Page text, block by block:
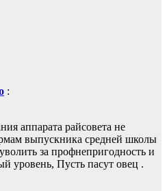
:
аппарата райсовета не
выпускника средней школы
за профнепригодность и
уровень, Пусть пасут овец .